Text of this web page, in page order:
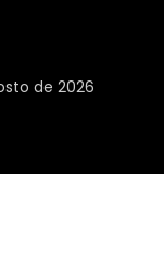
de 2026